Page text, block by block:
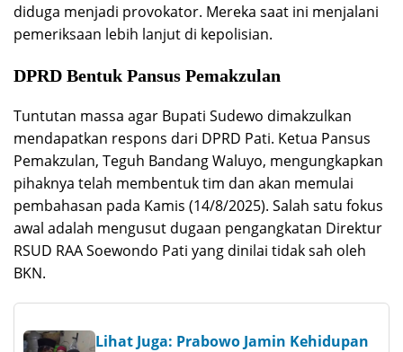
diduga menjadi provokator. Mereka saat ini menjalani
pemeriksaan lebih lanjut di kepolisian.
DPRD Bentuk Pansus Pemakzulan
Tuntutan massa agar Bupati Sudewo dimakzulkan
mendapatkan respons dari DPRD Pati. Ketua Pansus
Pemakzulan, Teguh Bandang Waluyo, mengungkapkan
pihaknya telah membentuk tim dan akan memulai
pembahasan pada Kamis (14/8/2025). Salah satu fokus
awal adalah mengusut dugaan pengangkatan Direktur
RSUD RAA Soewondo Pati yang dinilai tidak sah oleh
BKN.
Lihat Juga: Prabowo Jamin Kehidupan